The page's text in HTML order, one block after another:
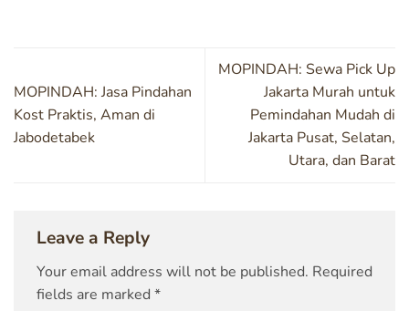
MOPINDAH: Jasa Pindahan
Kost Praktis, Aman di
Jabodetabek
MOPINDAH: Sewa Pick Up
Jakarta Murah untuk
Pemindahan Mudah di
Jakarta Pusat, Selatan,
Utara, dan Barat
Leave a Reply
Your email address will not be published. Required
fields are marked *